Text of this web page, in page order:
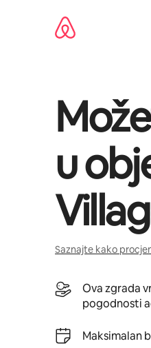
u
Saznajte kako
Ova zgrada
pogodnosti
Maksimalan